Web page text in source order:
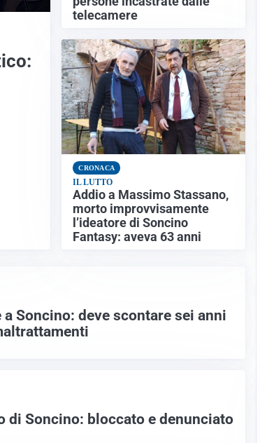
telecamere
CRONACA
IL LUTTO
Addio a Massimo Stassano,
morto improvvisamente
l’ideatore di Soncino
Fantasy: aveva 63 anni
Soncino: deve scontare sei anni
di Soncino: bloccato e denunciato